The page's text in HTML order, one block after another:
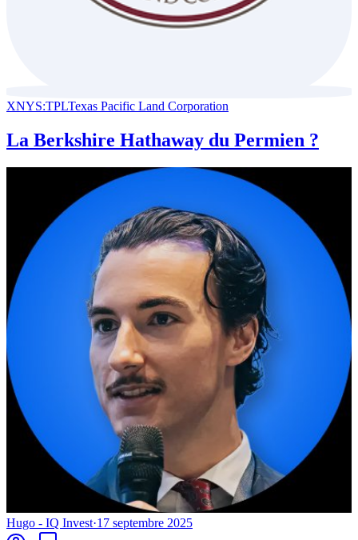
XNYS:TPLTexas Pacific Land Corporation
La Berkshire Hathaway du Permien ?
Hugo - IQ Invest·17 septembre 2025